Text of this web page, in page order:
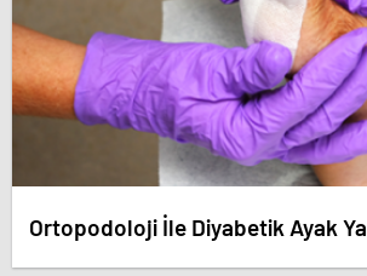
Ortopodoloji İle Diyabetik Ayak